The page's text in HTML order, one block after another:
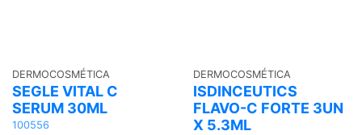
DERMOCOSMÉTICA
SEGLE VITAL C
SERUM 30ML
100556
DERMOCOSMÉTICA
ISDINCEUTICS
FLAVO-C FORTE 3UN
X 5.3ML